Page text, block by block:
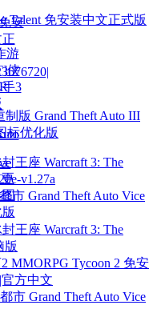
Talent 免安装中文正式版
版 Grand Theft Auto III
标优化版
王座 Warcraft 3: The
v1.27a
市 Grand Theft Auto Vice
王座 Warcraft 3: The
版
MMORPG Tycoon 2 免安
方中文
市 Grand Theft Auto Vice